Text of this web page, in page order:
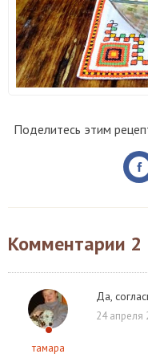
Поделитесь этим
Комментарии 2
тамара
Да,
24 апреля